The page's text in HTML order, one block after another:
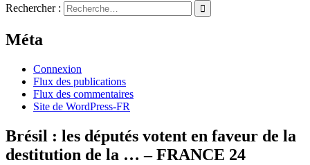
Rechercher :
Méta
Connexion
Flux des publications
Flux des commentaires
Site de WordPress-FR
Brésil : les députés votent en faveur de la
destitution de la … – FRANCE 24